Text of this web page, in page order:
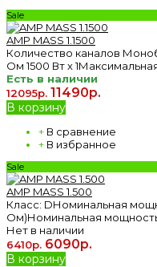
Sale
AMP MASS 1.1500
Количество каналов
Ом 1500 Вт х
Есть в наличии
12095р. 11490р.
В корзину
+ В сравнение
+ В избранное
Sale
AMP MASS 1.500
Класс: DНоминальная
Ом)Номинальная мощность
Нет в наличии
6410р. 6090р.
В корзину